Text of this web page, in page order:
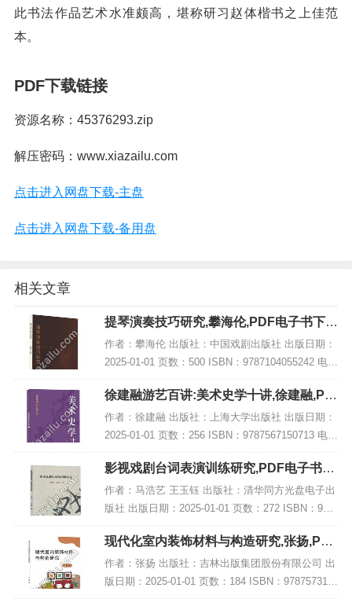
此书法作品艺术水准颇高，堪称研习赵体楷书之上佳范
本。
PDF下载链接
资源名称：45376293.zip
解压密码：www.xiazailu.com
点击进入网盘下载-主盘
点击进入网盘下载-备用盘
相关文章
提琴演奏技巧研究,攀海伦,PDF电子书下
载,网盘资源
作者：攀海伦 出版社：中国戏剧出版社 出版日期：
2025-01-01 页数：500 ISBN：9787104055242 电子
书大小：178MB [高清扫描版PDF格式] 内容简介 弦
乐演奏...
徐建融游艺百讲:美术史学十讲,徐建融,PD
F电子书网盘下载
作者：徐建融 出版社：上海大学出版社 出版日期：
2025-01-01 页数：256 ISBN：9787567150713 电子
书大小：217MB [高清扫描版PDF格式] 内容简介 在
《徐建...
影视戏剧台词表演训练研究,PDF电子书下
载,网盘资源
作者：马浩艺 王玉钰 出版社：清华同方光盘电子出
版社 出版日期：2025-01-01 页数：272 ISBN：978
7547065402 电子书大小：232MB [高清扫描版PDF
格式] 内...
现代化室内装饰材料与构造研究,张扬,PDF
电子书网盘下载
作者：张扬 出版社：吉林出版集团股份有限公司 出
版日期：2025-01-01 页数：184 ISBN：978757315
5016 电子书大小：218MB [高清扫描版PDF格式] 内